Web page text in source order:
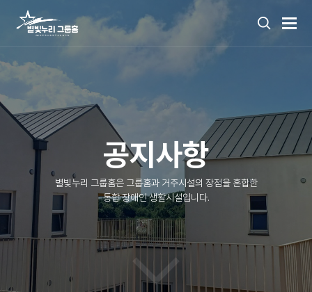
공지사항
별빛누리 그룹홈은 그룹홈과 거주시설의 장점을 혼합한
통합 장애인 생활시설입니다.